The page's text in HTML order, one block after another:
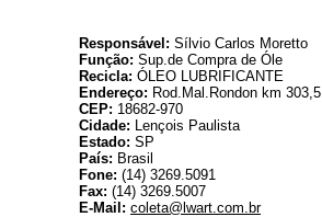
Responsável: Sílvio Carlos Moretto
Função: Sup.de Compra de Óle
Recicla: ÓLEO LUBRIFICANTE
Endereço: Rod.Mal.Rondon km 303,5
CEP: 18682-970
Cidade: Lençois Paulista
Estado: SP
País: Brasil
Fone: (14) 3269.5091
Fax: (14) 3269.5007
E-Mail: coleta@lwart.com.br